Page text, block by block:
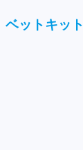
ベットキット